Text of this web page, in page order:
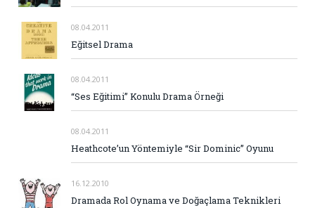
08.04.2011
Eğitsel Drama
08.04.2011
“Ses Eğitimi” Konulu Drama Örneği
08.04.2011
Heathcote’un Yöntemiyle “Sir Dominic” Oyunu
16.12.2010
Dramada Rol Oynama ve Doğaçlama Teknikleri